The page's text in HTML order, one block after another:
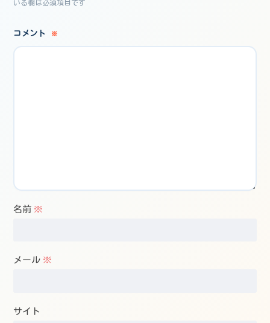
いる欄は必須項目です
コメント ※
名前 ※
メール ※
サイト